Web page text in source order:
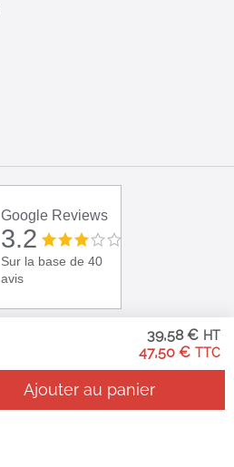
47,50 €
39,58 €
Ajouter au panier
Google Reviews
3.2
Sur la base de 40
avis